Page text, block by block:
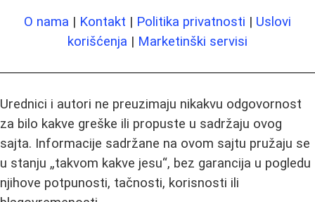
O nama | Kontakt | Politika privatnosti | Uslovi
korišćenja | Marketinški servisi
Urednici i autori ne preuzimaju nikakvu odgovornost
za bilo kakve greške ili propuste u sadržaju ovog
sajta. Informacije sadržane na ovom sajtu pružaju se
u stanju „takvom kakve jesu“, bez garancija u pogledu
njihove potpunosti, tačnosti, korisnosti ili